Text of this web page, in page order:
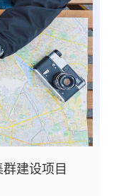
建设项目